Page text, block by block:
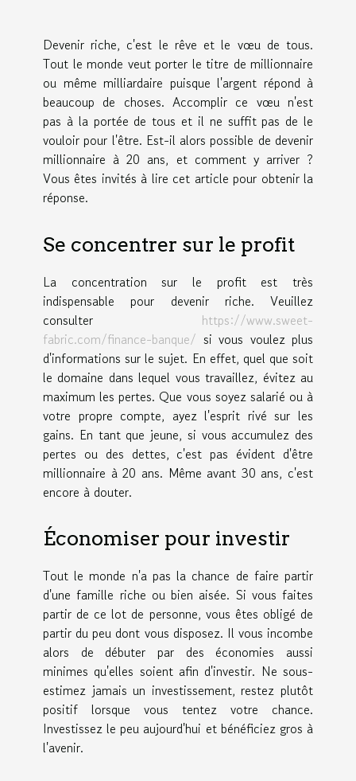
Devenir riche, c'est le rêve et le vœu de tous.
Tout le monde veut porter le titre de millionnaire
ou même milliardaire puisque l'argent répond à
beaucoup de choses. Accomplir ce vœu n'est
pas àla portée de tous et il ne suffit pas de le
vouloir pour l'être. Est-il alors possible de devenir
millionnaire à 20 ans, et comment y arriver ?
Vous êtes invités à lire cet article pour obtenir la
réponse.
Se concentrer sur le profit
La concentration sur le profit est très
indispensable pour devenir riche. Veuillez
consulter https://www.sweet-
fabric.com/finance-banque/ si vous voulez plus
d'informations sur le sujet. En effet, quel que soit
le domaine dans lequel vous travaillez, évitez au
maximum les pertes. Que vous soyez salarié ou à
votre propre compte, ayez l'esprit rivé sur les
gains. En tant que jeune, si vous accumulez des
pertes ou des dettes, c'est pas évident d'être
millionnaire à20 ans. Même avant 30 ans, c'est
encore à douter.
Économiser pour investir
Tout le monde n'a pas la chance de faire partir
d'une famille riche ou bien aisée. Si vous faites
partir de ce lot de personne, vous êtes obligé de
partir du peu dont vous disposez. Il vous incombe
alors de débuter par des économies aussi
minimes qu'elles soient afin d'investir. Ne sous-
estimez jamais un investissement, restez plutôt
positif lorsque vous tentez votre chance.
Investissez le peu aujourd'hui et bénéficiez gros à
l'avenir.